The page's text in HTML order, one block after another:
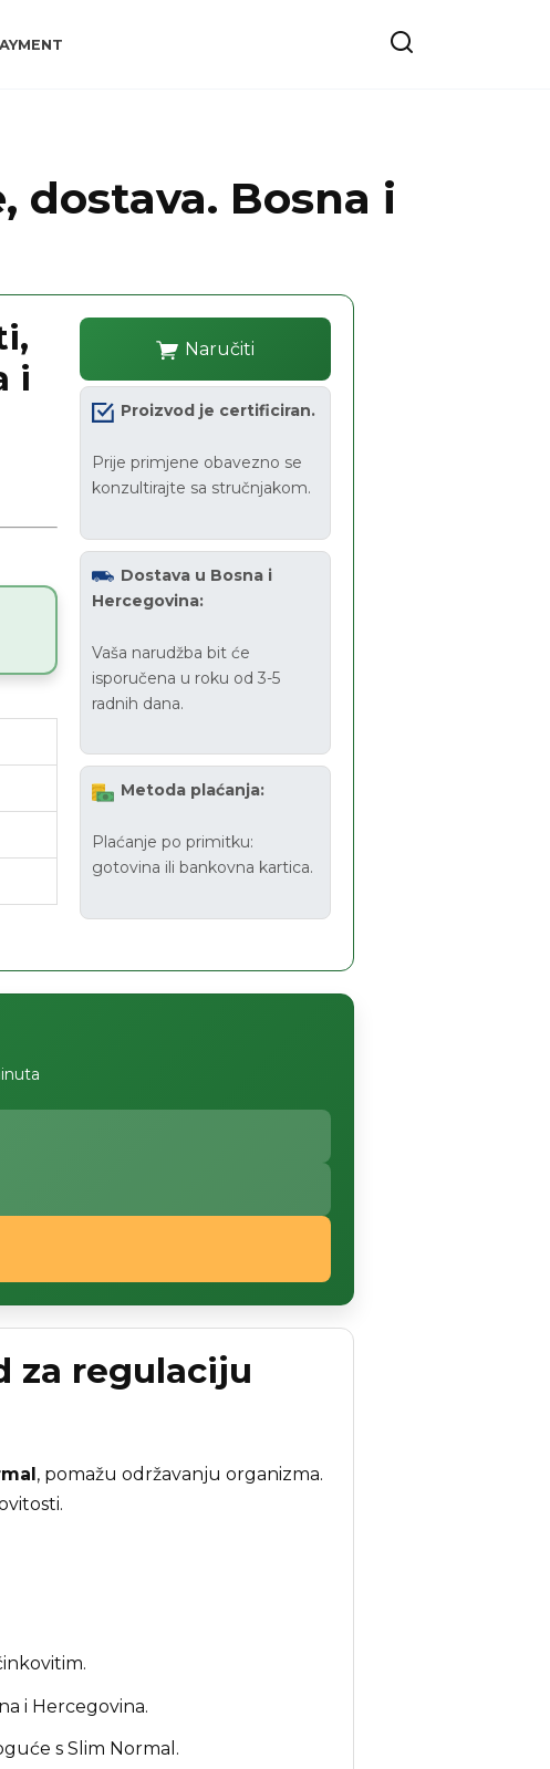
dostava. Bosna i
i
Naručiti
Proizvod je certificiran.
Prije primjene obavezno se
konzultirajte sa stručnjakom.
Dostava u Bosna i
Hercegovina:
Vaša narudžba bit će
isporučena u roku od 3-5
radnih dana.
Metoda plaćanja:
Plaćanje po primitku:
gotovina ili bankovna kartica.
za regulaciju
, pomažu održavanju organizma.
i Hercegovina.
s Slim Normal.